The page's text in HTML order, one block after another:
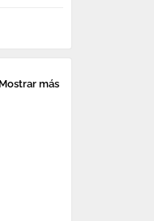
Mostrar más